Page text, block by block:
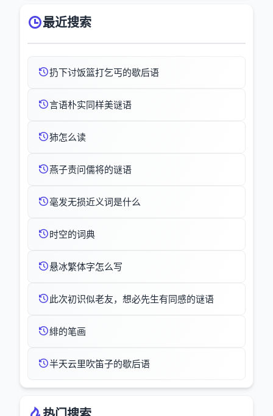
最近搜索
扔下讨饭篮打乞丐的歇后语
言语朴实同样美谜语
犻怎么读
燕子责问儒将的谜语
毫发无损近义词是什么
时空的词典
悬冰繁体字怎么写
此次初识似老友，想必先生有同感的谜语
緋的笔画
半天云里吹笛子的歇后语